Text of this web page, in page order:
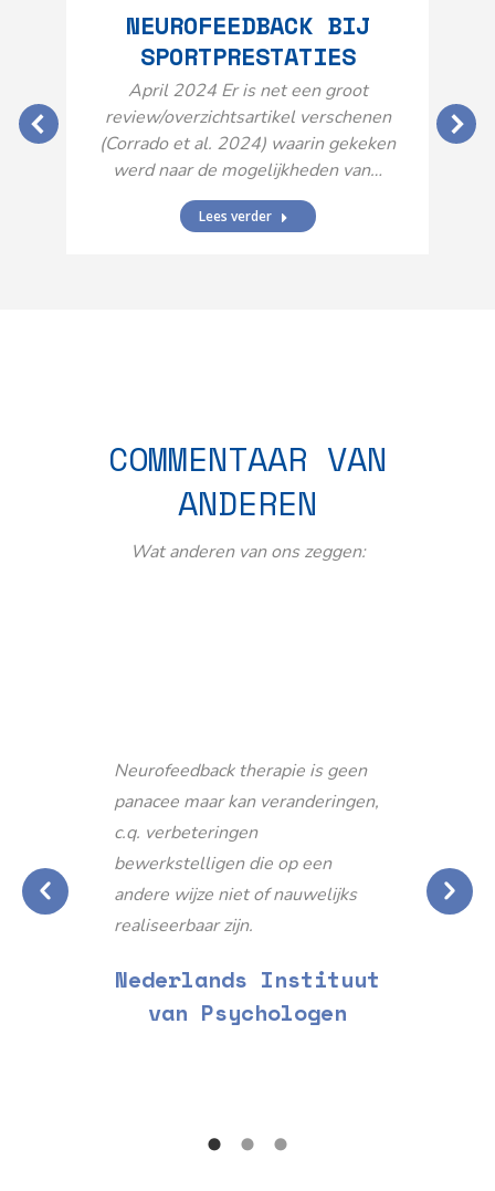
NEUROFEEDBACK BIJ
SPORTPRESTATIES
April 2024 Er is net een groot
review/overzichtsartikel verschenen
(Corrado et al. 2024) waarin gekeken
werd naar de mogelijkheden van…
Lees verder
COMMENTAAR VAN
ANDEREN
Wat anderen van ons zeggen:
Neurofeedback therapie is geen
panacee maar kan veranderingen,
c.q. verbeteringen
bewerkstelligen die op een
andere wijze niet of nauwelijks
realiseerbaar zijn.
Nederlands Instituut
van Psychologen